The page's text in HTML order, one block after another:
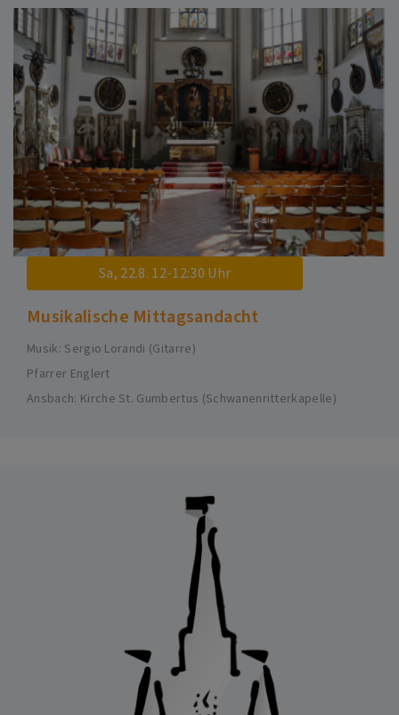
Sa, 22.8. 12-12:30 Uhr
Musikalische Mittagsandacht
Musik: Sergio Lorandi (Gitarre)
Pfarrer Englert
Ansbach Kirche St. Gumbertus (Schwanenritterkapelle)